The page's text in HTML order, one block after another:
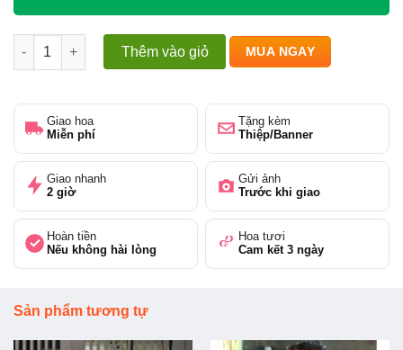
Bó hoa hồng đỏ dành tặng bạn gái số lượng
Thêm vào giỏ MUA NGAY
Giao hoa
Miễn phí
Tặng kèm
Thiệp/Banner
Giao nhanh
2 giờ
Gửi ảnh
Trước khi giao
Hoàn tiền
Nếu không hài lòng
Hoa tươi
Cam kết 3 ngày
Sản phẩm tương tự